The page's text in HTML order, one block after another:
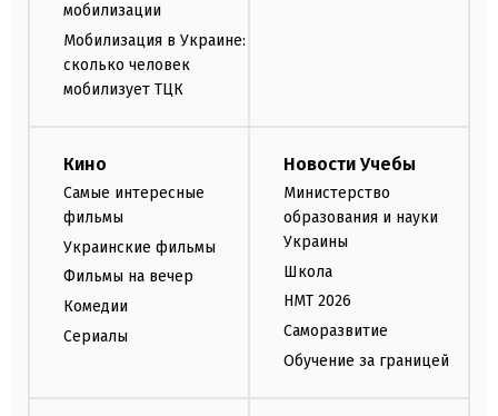
мобилизации
Мобилизация в Украине:
сколько человек
мобилизует ТЦК
Кино
Самые интересные
фильмы
Украинские фильмы
Фильмы на вечер
Комедии
Сериалы
Новости Учебы
Министерство
образования и науки
Украины
Школа
НМТ 2026
Саморазвитие
Обучение за границей